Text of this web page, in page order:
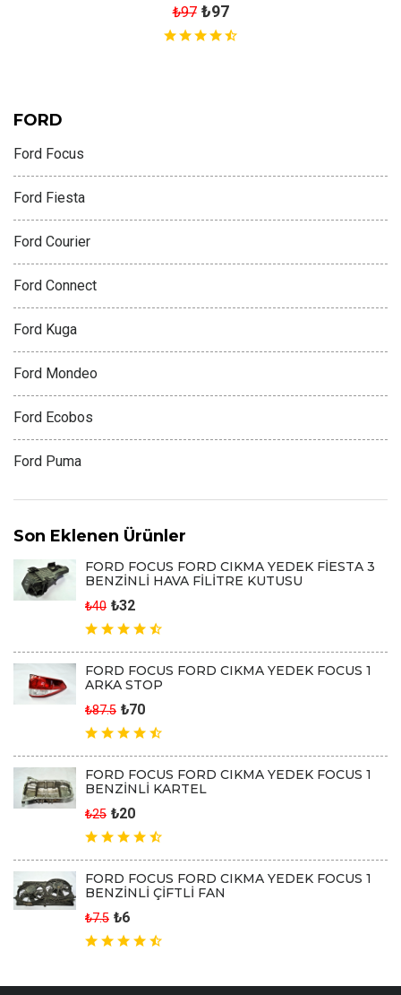
₺97 ₺97
FORD
Ford Focus
Ford Fiesta
Ford Courier
Ford Connect
Ford Kuga
Ford Mondeo
Ford Ecobos
Ford Puma
Son Eklenen Ürünler
FORD FOCUS FORD CIKMA YEDEK FİESTA 3
BENZİNLİ HAVA FİLİTRE KUTUSU
₺40 ₺32
FORD FOCUS FORD CIKMA YEDEK FOCUS 1
ARKA STOP
₺87.5 ₺70
FORD FOCUS FORD CIKMA YEDEK FOCUS 1
BENZİNLİ KARTEL
₺25 ₺20
FORD FOCUS FORD CIKMA YEDEK FOCUS 1
BENZİNLİ ÇİFTLİ FAN
₺7.5 ₺6